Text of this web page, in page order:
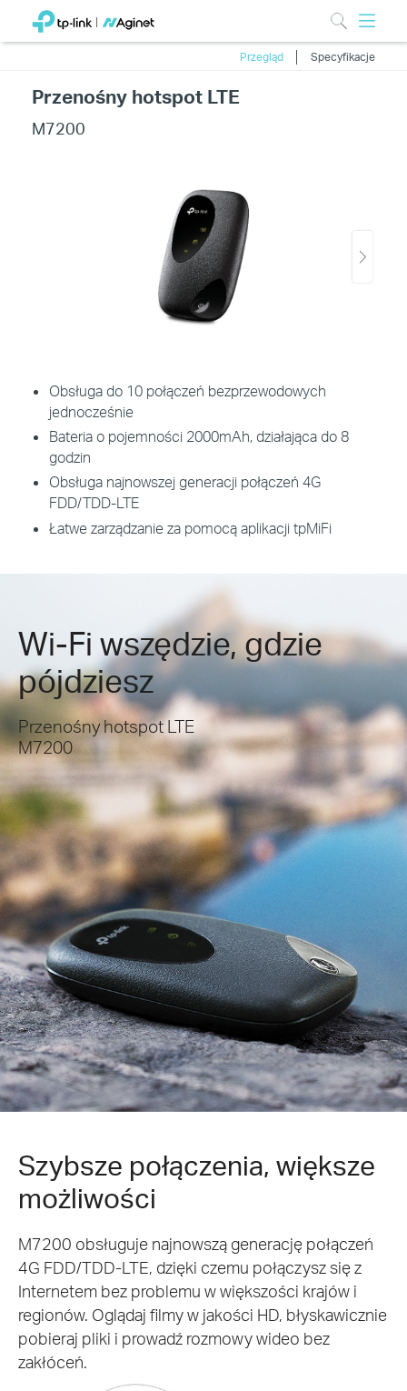
Przegląd Specyfikacje
Przenośny hotspot LTE
M7200
Obsługa do 10 połączeń bezprzewodowych
jednocześnie
Bateria o pojemności 2000mAh, działająca do 8
godzin
Obsługa najnowszej generacji połączeń 4G
FDD/TDD-LTE
Łatwe zarządzanie za pomocą aplikacji tpMiFi
Wi-Fi wszędzie, gdzie
pójdziesz
Przenośny hotspot LTE
M7200
Szybsze połączenia, większe
możliwości
M7200 obsługuje najnowszą generację połączeń
4G FDD/TDD-LTE, dzięki czemu połączysz się z
Internetem bez problemu w większości krajów i
regionów. Oglądaj filmy w jakości HD, błyskawicznie
pobieraj pliki i prowadź rozmowy wideo bez
zakłóceń.